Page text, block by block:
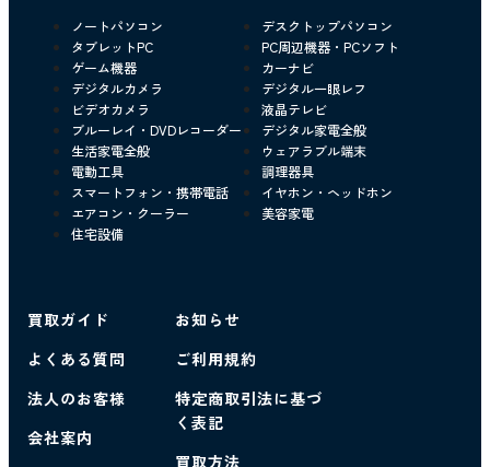
ノートパソコン
デスクトップパソコン
タブレットPC
PC周辺機器・PCソフト
ゲーム機器
カーナビ
デジタルカメラ
デジタル一眼レフ
ビデオカメラ
液晶テレビ
ブルーレイ・DVDレコーダー
デジタル家電全般
生活家電全般
ウェアラブル端末
電動工具
調理器具
スマートフォン・携帯電話
イヤホン・ヘッドホン
エアコン・クーラー
美容家電
住宅設備
買取ガイド
よくある質問
法人のお客様
会社案内
お知らせ
ご利用規約
特定商取引法に基づ
く表記
買取方法